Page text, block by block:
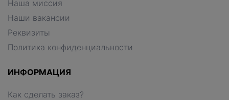
Наша миссия
Наши вакансии
Реквизиты
Политика конфиденциальности
ИНФОРМАЦИЯ
Как сделать заказ?